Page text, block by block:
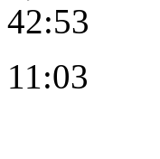
42:53
11:03